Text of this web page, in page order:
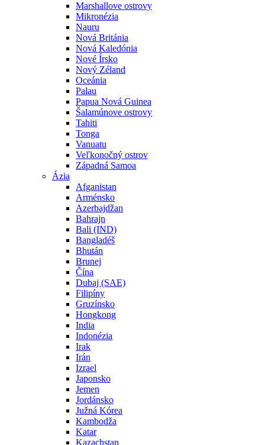
Marshallove ostrovy
Mikronézia
Nauru
Nová Británia
Nová Kaledónia
Nové Írsko
Nový Zéland
Oceánia
Palau
Papua Nová Guinea
Šalamúnove ostrovy
Tahiti
Tonga
Vanuatu
Veľkonočný ostrov
Západná Samoa
Ázia
Afganistan
Arménsko
Azerbajdžan
Bahrajn
Bali (IND)
Bangladéš
Bhután
Brunej
Čína
Dubaj (SAE)
Filipíny
Gruzínsko
Hongkong
India
Indonézia
Irak
Irán
Izrael
Japonsko
Jemen
Jordánsko
Južná Kórea
Kambodža
Katar
Kazachstan